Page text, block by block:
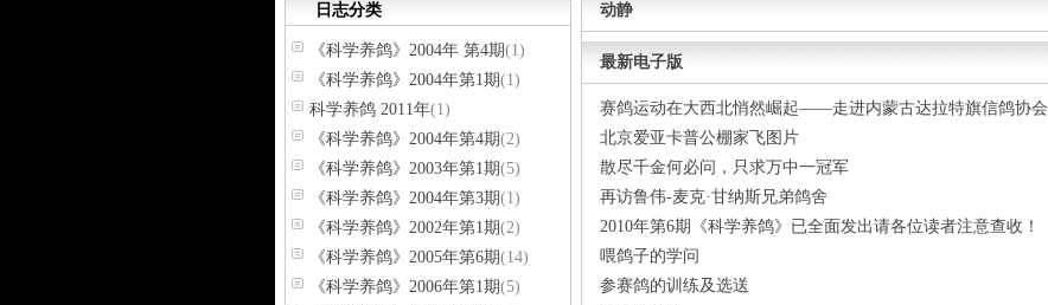
日志分类
《科学养鸽》2004年 第4期(1)
《科学养鸽》2004年第1期(1)
科学养鸽 2011年(1)
《科学养鸽》2004年第4期(2)
《科学养鸽》2003年第1期(5)
《科学养鸽》2004年第3期(1)
《科学养鸽》2002年第1期(2)
《科学养鸽》2005年第6期(14)
《科学养鸽》2006年第1期(5)
动静
最新电子版
赛鸽运动在大西北悄然崛起——走进内蒙古达拉特旗信鸽协会
北京爱亚卡普公棚家飞图片
散尽千金何必问，只求万中一冠军
再访鲁伟-麦克·甘纳斯兄弟鸽舍
2010年第6期《科学养鸽》已全面发出请各位读者注意查收！
喂鸽子的学问
参赛鸽的训练及选送